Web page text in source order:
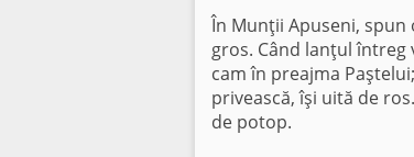
În Munţii Apuseni,
gros. Când lanţul întreg
cam în preajma
privească, îşi uită de
de potop.